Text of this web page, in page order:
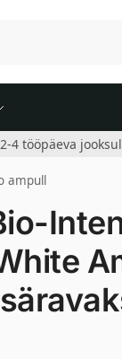
4 tööpäeva
ampull